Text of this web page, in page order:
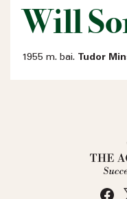
Will
1955 m. bai. Tudor